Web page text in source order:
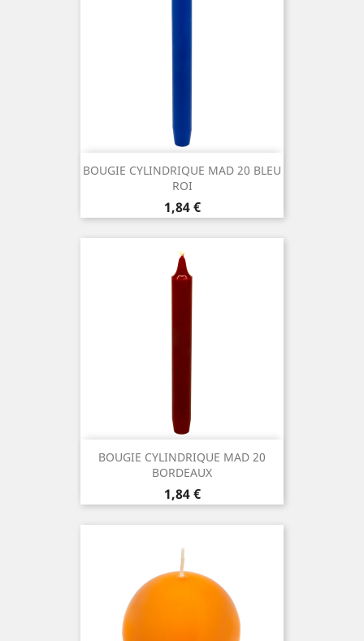
BOUGIE CYLINDRIQUE MAD 20 BLEU
ROI
Prix
1,84 €
BOUGIE CYLINDRIQUE MAD 20
BORDEAUX
Prix
1,84 €